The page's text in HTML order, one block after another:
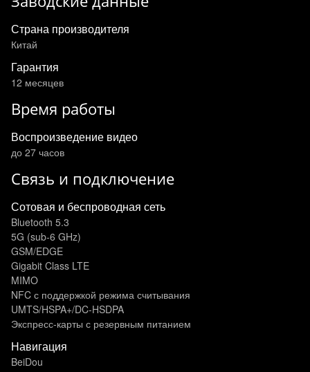
Страна производителя
Китай
Гарантия
12 месяцев
Время работы
Воспроизведение видео
до 27 часов
Связь и подключение
Сотовая и беспроводная сеть
Bluetooth 5.3
5G (sub‑6 GHz)
GSM/EDGE
Gigabit Class LTE
MIMO
NFC с поддержкой режима считывания
UMTS/HSPA+/DC‑HSDPA
Экспресс‑карты с резервным питанием
Навигация
BeiDou